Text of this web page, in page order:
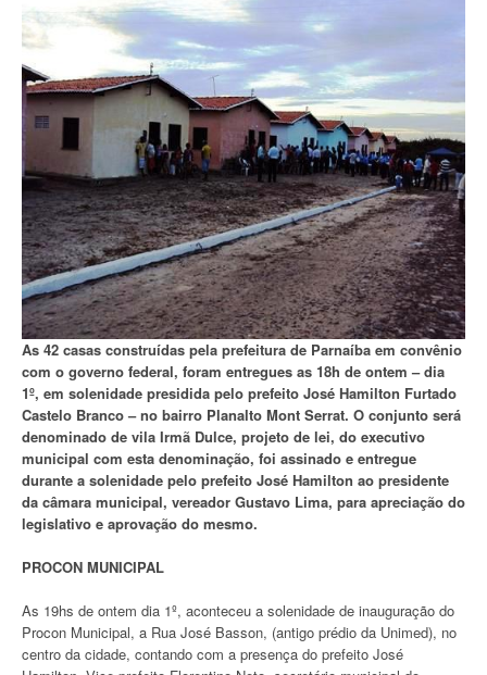
As 42 casas construídas pela prefeitura de Parnaíba em convênio
com o governo federal, foram entregues as 18h de ontem – dia
1º, em solenidade presidida pelo prefeito José Hamilton Furtado
Castelo Branco – no bairro Planalto Mont Serrat. O conjunto será
denominado de vila Irmã Dulce, projeto de lei, do executivo
municipal com esta denominação, foi assinado e entregue
durante a solenidade pelo prefeito José Hamilton ao presidente
da câmara municipal, vereador Gustavo Lima, para apreciação do
legislativo e aprovação do mesmo.
PROCON MUNICIPAL
As 19hs de ontem dia 1º, aconteceu a solenidade de inauguração do
Procon Municipal, a Rua José Basson, (antigo prédio da Unimed), no
centro da cidade, contando com a presença do prefeito José